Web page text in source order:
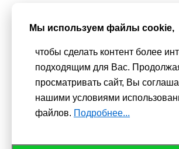
конфиденциальности
Сhudesenka.ru обязательна. ©
Копирование мастер-классов без
администрацией сайта
Мы используем файлы cookie,
чтобы сделать контент более
подходящим для Вас.
просматривать сайт, Вы
нашими условиями
файлов. Подробнее...